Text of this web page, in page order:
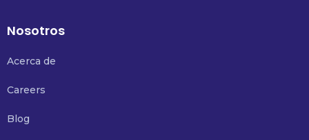
Nosotros
Acerca de
Careers
Blog